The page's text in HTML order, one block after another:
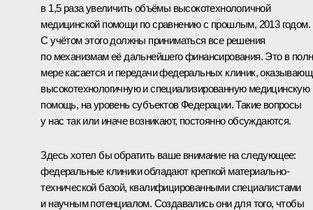
в 1,5 раза увеличить объёмы высокотехнологичной
медицинской помощи по сравнению с прошлым, 2013 годом.
С учётом этого должны приниматься все решения
по механизмам её дальнейшего финансирования. Это в
мере касается и передачи федеральных клиник,
высокотехнологичную и специализированную медицинскую
помощь, на уровень субъектов Федерации. Такие вопросы
у нас так или иначе возникают, постоянно обсуждаются.
Здесь хотел бы обратить ваше внимание на следующее:
федеральные клиники обладают крепкой материально-
технической базой, квалифицированными специалистами
и научным потенциалом. Создавались они для того, чтобы